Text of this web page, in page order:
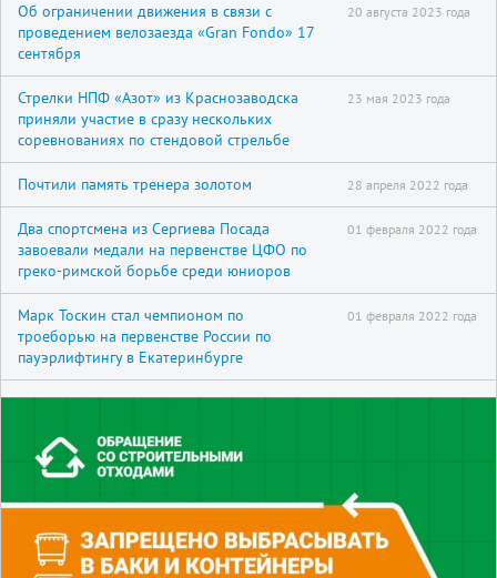
Об ограничении движения в связи с
проведением велозаезда «Gran Fondo» 17
сентября
20 августа 2023 года
Стрелки НПФ «Азот» из Краснозаводска
приняли участие в сразу нескольких
соревнованиях по стендовой стрельбе
23 мая 2023 года
Почтили память тренера золотом 28 апреля 2022 года
Два спортсмена из Сергиева Посада
завоевали медали на первенстве ЦФО по
греко-римской борьбе среди юниоров
01 февраля 2022 года
Марк Тоскин стал чемпионом по
троеборью на первенстве России по
пауэрлифтингу в Екатеринбурге
01 февраля 2022 года